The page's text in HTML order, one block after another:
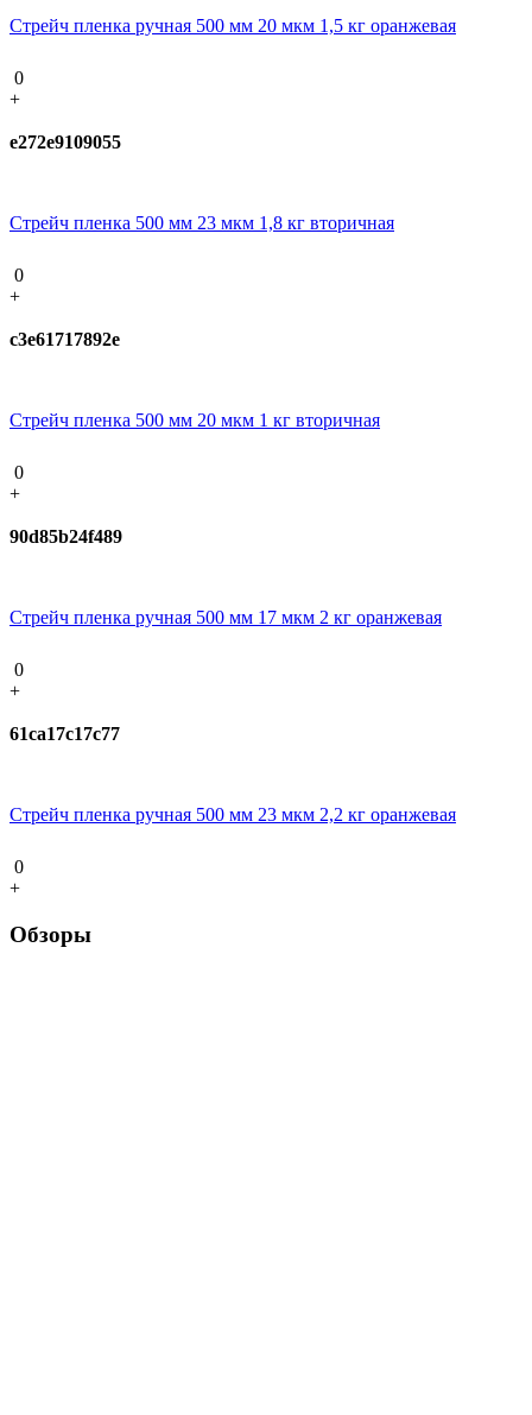
Стрейч пленка ручная 500 мм 20 мкм 1,5 кг оранжевая
0
+
e272e9109055
Стрейч пленка 500 мм 23 мкм 1,8 кг вторичная
0
+
c3e61717892e
Стрейч пленка 500 мм 20 мкм 1 кг вторичная
0
+
90d85b24f489
Стрейч пленка ручная 500 мм 17 мкм 2 кг оранжевая
0
+
61ca17c17c77
Стрейч пленка ручная 500 мм 23 мкм 2,2 кг оранжевая
0
+
Обзоры